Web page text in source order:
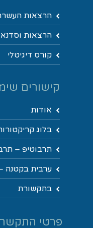
הרצאות
הרצאות
קורס דיגיטלי
קישורים
אודות
בלוג
תרבוטיפ –
ערבית בקטנה
בתקשורת
פרטי